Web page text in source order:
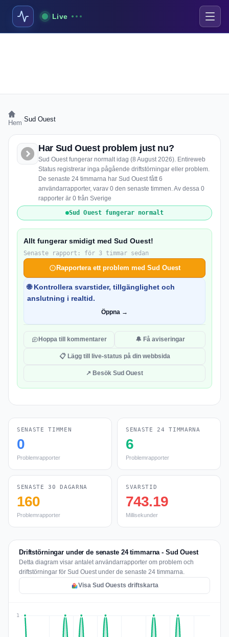
Live
Hem Sud Ouest
Har Sud Ouest problem just nu?
Sud Ouest fungerar normalt idag (8 August 2026). Entireweb
Status registrerar inga pågående driftstörningar eller problem.
De senaste 24 timmarna har Sud Ouest fått 6
användarrapporter, varav 0 den senaste timmen. Av dessa 0
rapporter är 0 från Sverige
Sud Ouest fungerar normalt
Allt fungerar smidigt med Sud Ouest!
Senaste rapport: för 3 timmar sedan
Rapportera ett problem med Sud Ouest
🌐 Kontrollera svarstider, tillgänglighet och
anslutning i realtid.
Öppna →
Hoppa till kommentarer 🔔 Få aviseringar
📋 Lägg till live-status på din webbsida
↗ Besök Sud Ouest
SENASTE TIMMEN
0
Problemrapporter
SENASTE 24 TIMMARNA
6
Problemrapporter
SENASTE 30 DAGARNA
160
Problemrapporter
SVARSTID
743.19
Millisekunder
Driftstörningar under de senaste 24 timmarna - Sud Ouest
Detta diagram visar antalet användarrapporter om problem och
driftstörningar för Sud Ouest under de senaste 24 timmarna.
Visa Sud Ouests driftskarta